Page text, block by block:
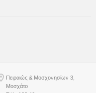
Πειραιώς & Μοσχονησίων 3,
Μοσχάτο